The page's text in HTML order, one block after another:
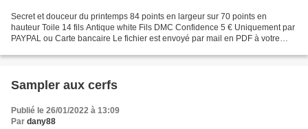
Secret et douceur du printemps 84 points en largeur sur 70 points en
hauteur Toile 14 fils Antique white Fils DMC Confidence 5 € Uniquement par
PAYPAL ou Carte bancaire Le fichier est envoyé par mail en PDF à votre
Sampler aux cerfs
Publié le 26/01/2022 à 13:09
Par dany88